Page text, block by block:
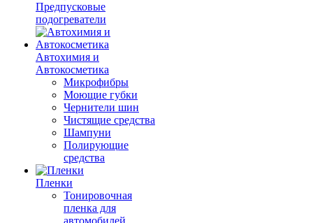
Предпусковые
подогреватели
Автохимия и
Автокосметика
Микрофибры
Моющие губки
Чернители шин
Чистящие средства
Шампуни
Полирующие
средства
Пленки
Тонировочная
пленка для
автомобилей